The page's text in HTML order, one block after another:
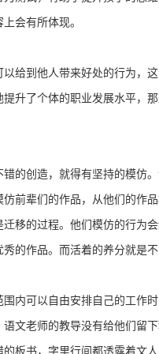
会有所体现。
到他人带来好处的行为，这
升了个体的职业发展水平，
创造，就得有坚持的模仿。
前辈们的作品，从他们的作
移的过程。他们模仿的行为
的作品。而活着的养分就是
可以自由安排自己的工作时
文老师的教导没有给他们留
板书，字里行间都透露着文